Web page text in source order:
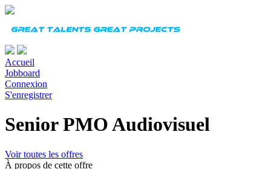
Accueil
Jobboard
Connexion
S'enregistrer
Senior PMO Audiovisuel
Voir toutes les offres
À propos de cette offre